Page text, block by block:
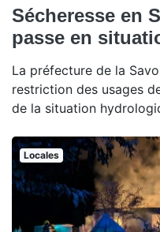
Sécheresse en
passe en
La préfecture de la
restriction des usages
de la situation
Locales